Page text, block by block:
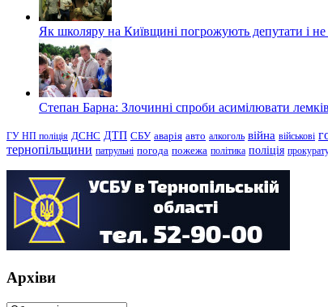
Як школяру на Київщині погрожують депутати і не
Степан Барна: Злочинні спроби асимілювати лемків
ГУ НП поліція ДСНС ДТП СБУ аварія авто алкоголь війна військові
тернопільщини патрульні погода пожежа політика поліція
Архіви